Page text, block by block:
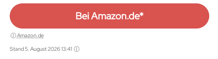
Bei Amazon.de*
Amazon.de
Stand 5. August 2026 13:41